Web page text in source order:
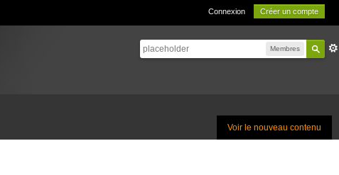
Connexion Créer un compte
Membres
Voir le nouveau contenu